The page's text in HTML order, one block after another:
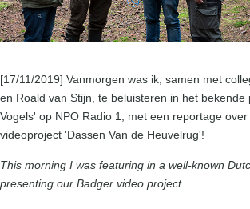
[17/11/2019] Vanmorgen was ik, samen met
en Roald van Stijn, te beluisteren in het bekende
Vogels' op NPO Radio 1, met een reportage
videoproject 'Dassen Van de Heuvelrug'!
This morning I was featuring in a well-known
presenting our Badger video project.